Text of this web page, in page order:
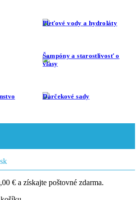
Pleťové vody a hydroláty
Šampóny a starostlivosť o
vlasy
Darčekové sady
€ a získajte poštovné zdarma.